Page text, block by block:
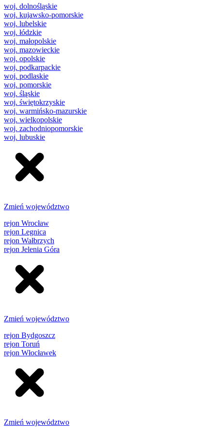
woj. dolnośląskie
woj. kujawsko-pomorskie
woj. lubelskie
woj. łódzkie
woj. małopolskie
woj. mazowieckie
woj. opolskie
woj. podkarpackie
woj. podlaskie
woj. pomorskie
woj. śląskie
woj. świętokrzyskie
woj. warmińsko-mazurskie
woj. wielkopolskie
woj. zachodniopomorskie
woj. lubuskie
Zmień województwo
rejon Wrocław
rejon Legnica
rejon Wałbrzych
rejon Jelenia Góra
Zmień województwo
rejon Bydgoszcz
rejon Toruń
rejon Włocławek
Zmień województwo